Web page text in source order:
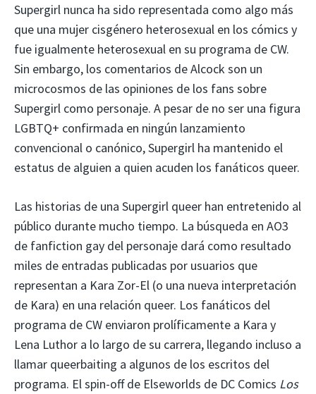
Supergirl nunca ha sido representada como algo más
que una mujer cisgénero heterosexual en los cómics y
fue igualmente heterosexual en su programa de CW.
Sin embargo, los comentarios de Alcock son un
microcosmos de las opiniones de los fans sobre
Supergirl como personaje. A pesar de no ser una figura
LGBTQ+ confirmada en ningún lanzamiento
convencional o canónico, Supergirl ha mantenido el
estatus de alguien a quien acuden los fanáticos queer.
Las historias de una Supergirl queer han entretenido al
público durante mucho tiempo. La búsqueda en AO3
de fanfiction gay del personaje dará como resultado
miles de entradas publicadas por usuarios que
representan a Kara Zor-El (o una nueva interpretación
de Kara) en una relación queer. Los fanáticos del
programa de CW enviaron prolíficamente a Kara y
Lena Luthor a lo largo de su carrera, llegando incluso a
llamar queerbaiting a algunos de los escritos del
programa. El spin-off de Elseworlds de DC Comics Los